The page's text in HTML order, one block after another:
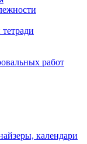
работ
календари